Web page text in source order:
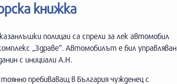
книжка
полицаи са спрели за лек автомобил
„Здраве”. Автомобилът е бил управляван
с инициали А.Н.
пребиваващ в България чужденец с